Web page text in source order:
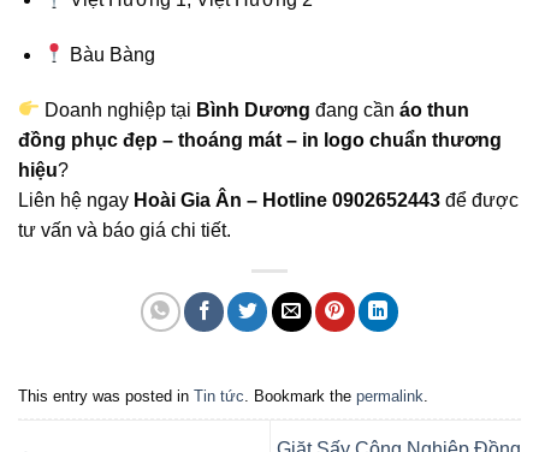
Bàu Bàng
Doanh nghiệp tại Bình Dương đang cầnáo thun
đồng phục đẹp – thoáng mát – in logo chuẩn thương
hiệu?
Liên hệ ngay Hoài Gia Ân – Hotline 0902652443 để được
tư vấn và báo giá chi tiết.
This entry was posted in Tin tức . Bookmark the permalink